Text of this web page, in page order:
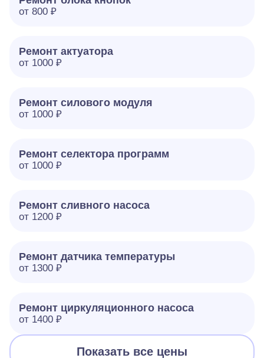
от 800 ₽
Ремонт актуатора
от 1000 ₽
Ремонт силового модуля
от 1000 ₽
Ремонт селектора программ
от 1000 ₽
Ремонт сливного насоса
от 1200 ₽
Ремонт датчика температуры
от 1300 ₽
Ремонт циркуляционного насоса
от 1400 ₽
Показать все цены